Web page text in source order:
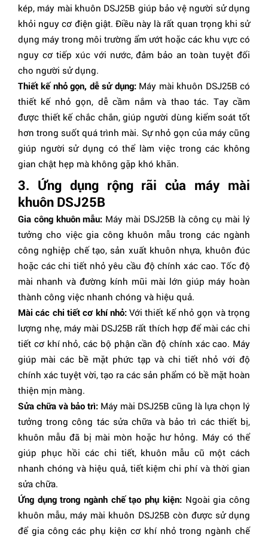
kép, máy mài khuôn DSJ25B giúp bảo vệ người sử dụng
khỏi nguy cơ điện giật. Điều này là rất quan trọng khi sử
dụng máy trong môi trường ẩm ướt hoặc các khu vực có
nguy cơ tiếp xúc với nước, đảm bảo an toàn tuyệt đối
cho người sử dụng.
Thiết kế nhỏ gọn, dễ sử dụng:Máy mài khuôn DSJ25B có
thiết kế nhỏ gọn, dễ cầm nắm và thao tác. Tay cầm
được thiết kế chắc chắn, giúp người dùng kiểm soát tốt
hơn trong suốt quá trình mài. Sự nhỏ gọn của máy cũng
giúp người sử dụng có thể làm việc trong các không
gian chật hẹp mà không gặp khó khăn.
3. Ứng dụng rộng rãi của máy mài
khuôn DSJ25B
Gia công khuôn mẫu: Máy mài DSJ25B là công cụ mài lý
tưởng cho việc gia công khuôn mẫu trong các ngành
công nghiệp chế tạo, sản xuất khuôn nhựa, khuôn đúc
hoặc các chi tiết nhỏ yêu cầu độ chính xác cao. Tốc độ
mài nhanh và đường kính mũi mài lớn giúp máy hoàn
thành công việc nhanh chóng và hiệu quả.
Mài các chi tiết cơ khí nhỏ:Với thiết kế nhỏ gọn và trọng
lượng nhẹ, máy mài DSJ25B rất thích hợp để mài các chi
tiết cơ khí nhỏ, các bộ phận cần độ chính xác cao. Máy
giúp mài các bề mặt phức tạp và chi tiết nhỏ với độ
chính xác tuyệt vời, tạo ra các sản phẩm có bề mặt hoàn
thiện mịn màng.
Sửa chữa và bảo trì: Máy mài DSJ25B cũng là lựa chọn lý
tưởng trong công tác sửa chữa và bảo trì các thiết bị,
khuôn mẫu đã bị mài mòn hoặc hư hỏng. Máy có thể
giúp phục hồi các chi tiết, khuôn mẫu cũ một cách
nhanh chóng và hiệu quả, tiết kiệm chi phí và thời gian
sửa chữa.
Ứng dụng trong ngành chế tạo phụ kiện:Ngoài gia công
khuôn mẫu, máy mài khuôn DSJ25B còn được sử dụng
để gia công các phụ kiện cơ khí nhỏ trong ngành chế